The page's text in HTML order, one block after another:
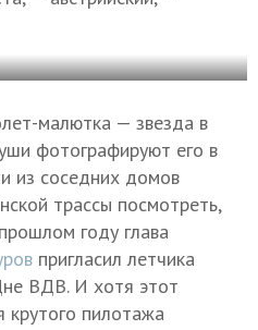
малютка — звезда в
фотографируют его в
из соседних домов
трассы посмотреть,
году глава
пригласил летчика
ВДВ. И хотя этот
пилотажа